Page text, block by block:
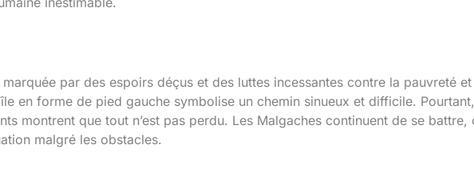
par des espoirs déçus et des luttes incessantes contre la pauvreté
en forme de pied gauche symbolise un chemin sinueux et difficile.
montrent que tout n’est pas perdu. Les Malgaches continuent de se battre,
malgré les obstacles.